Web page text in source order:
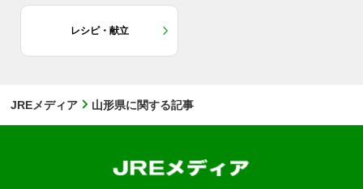
レシピ・献立
JREメディア 山形県に関する記事